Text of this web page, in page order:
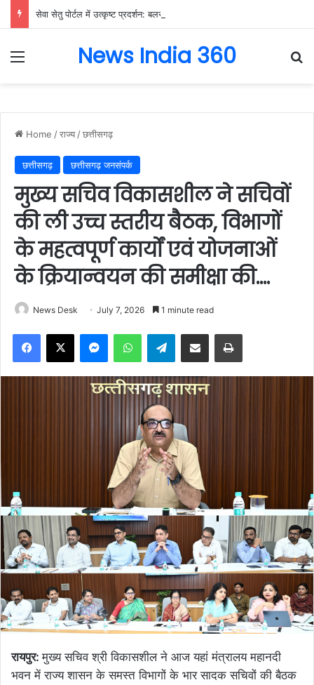
Menu News India 360
Home /राज्य /छत्तीसगढ़
छत्तीसगढ़ छत्तीसगढ़ जनसंपर्क
मुख्य सचिव विकासशील ने सचिवों
की ली उच्च स्तरीय बैठक, विभागों
के महत्वपूर्ण कार्यों एवं योजनाओं
के क्रियान्वयन की समीक्षा की….
News Desk July 7, 2026 1 minute read
Facebook
X MessengerWhatsAppTelegramShare via Email Print
रायपुर:मुख्य सचिव श्री विकासशील ने आज यहां मंत्रालय महानदी
भवन में राज्य शासन के समस्त विभागों के भार सादक सचिवों की बैठक